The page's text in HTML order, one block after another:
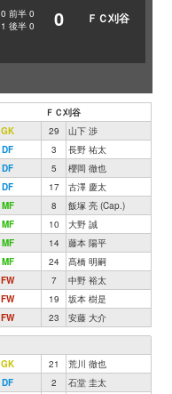
0 前半 0
1 後半 0 0 ＦＣ刈谷
ＦＣ刈谷
GK 29
山下 渉
DF 3
長野 祐太
DF 5
櫻岡 徹也
DF 17
古澤 慶太
MF 8
飯塚 亮 (Cap.)
MF 10
大野 誠
MF 14
藤本 陽平
MF 24
髙橋 明嗣
FW 7
中野 裕太
FW 19
坂本 樹是
FW 23 安藤 大介
GK 21
荒川 徹也
DF 2
石堂 圭太